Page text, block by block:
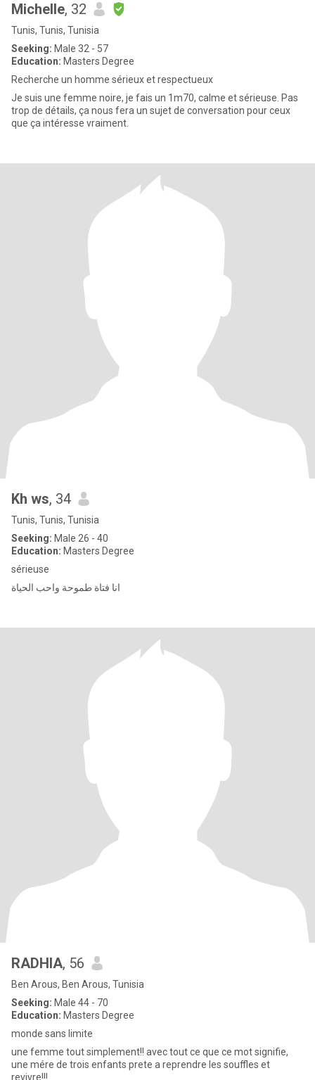
Michelle, 32
Tunis, Tunis, Tunisia
Seeking: Male 32 - 57
Education: Masters Degree
Recherche un homme sérieux et respectueux
Je suis une femme noire, je fais un 1m70, calme et sérieuse. Pas
trop de détails, ça nous fera un sujet de conversation pour ceux
que ça intéresse vraiment.
Kh ws, 34
Tunis, Tunis, Tunisia
Seeking: Male 26 - 40
Education: Masters Degree
sérieuse
انا فتاة طموحة واحب الحياة
RADHIA, 56
Ben Arous, Ben Arous, Tunisia
Seeking: Male 44 - 70
Education: Masters Degree
monde sans limite
une femme tout simplement!! avec tout ce que ce mot signifie,
une mére de trois enfants prete a reprendre les souffles et
revivre!!!